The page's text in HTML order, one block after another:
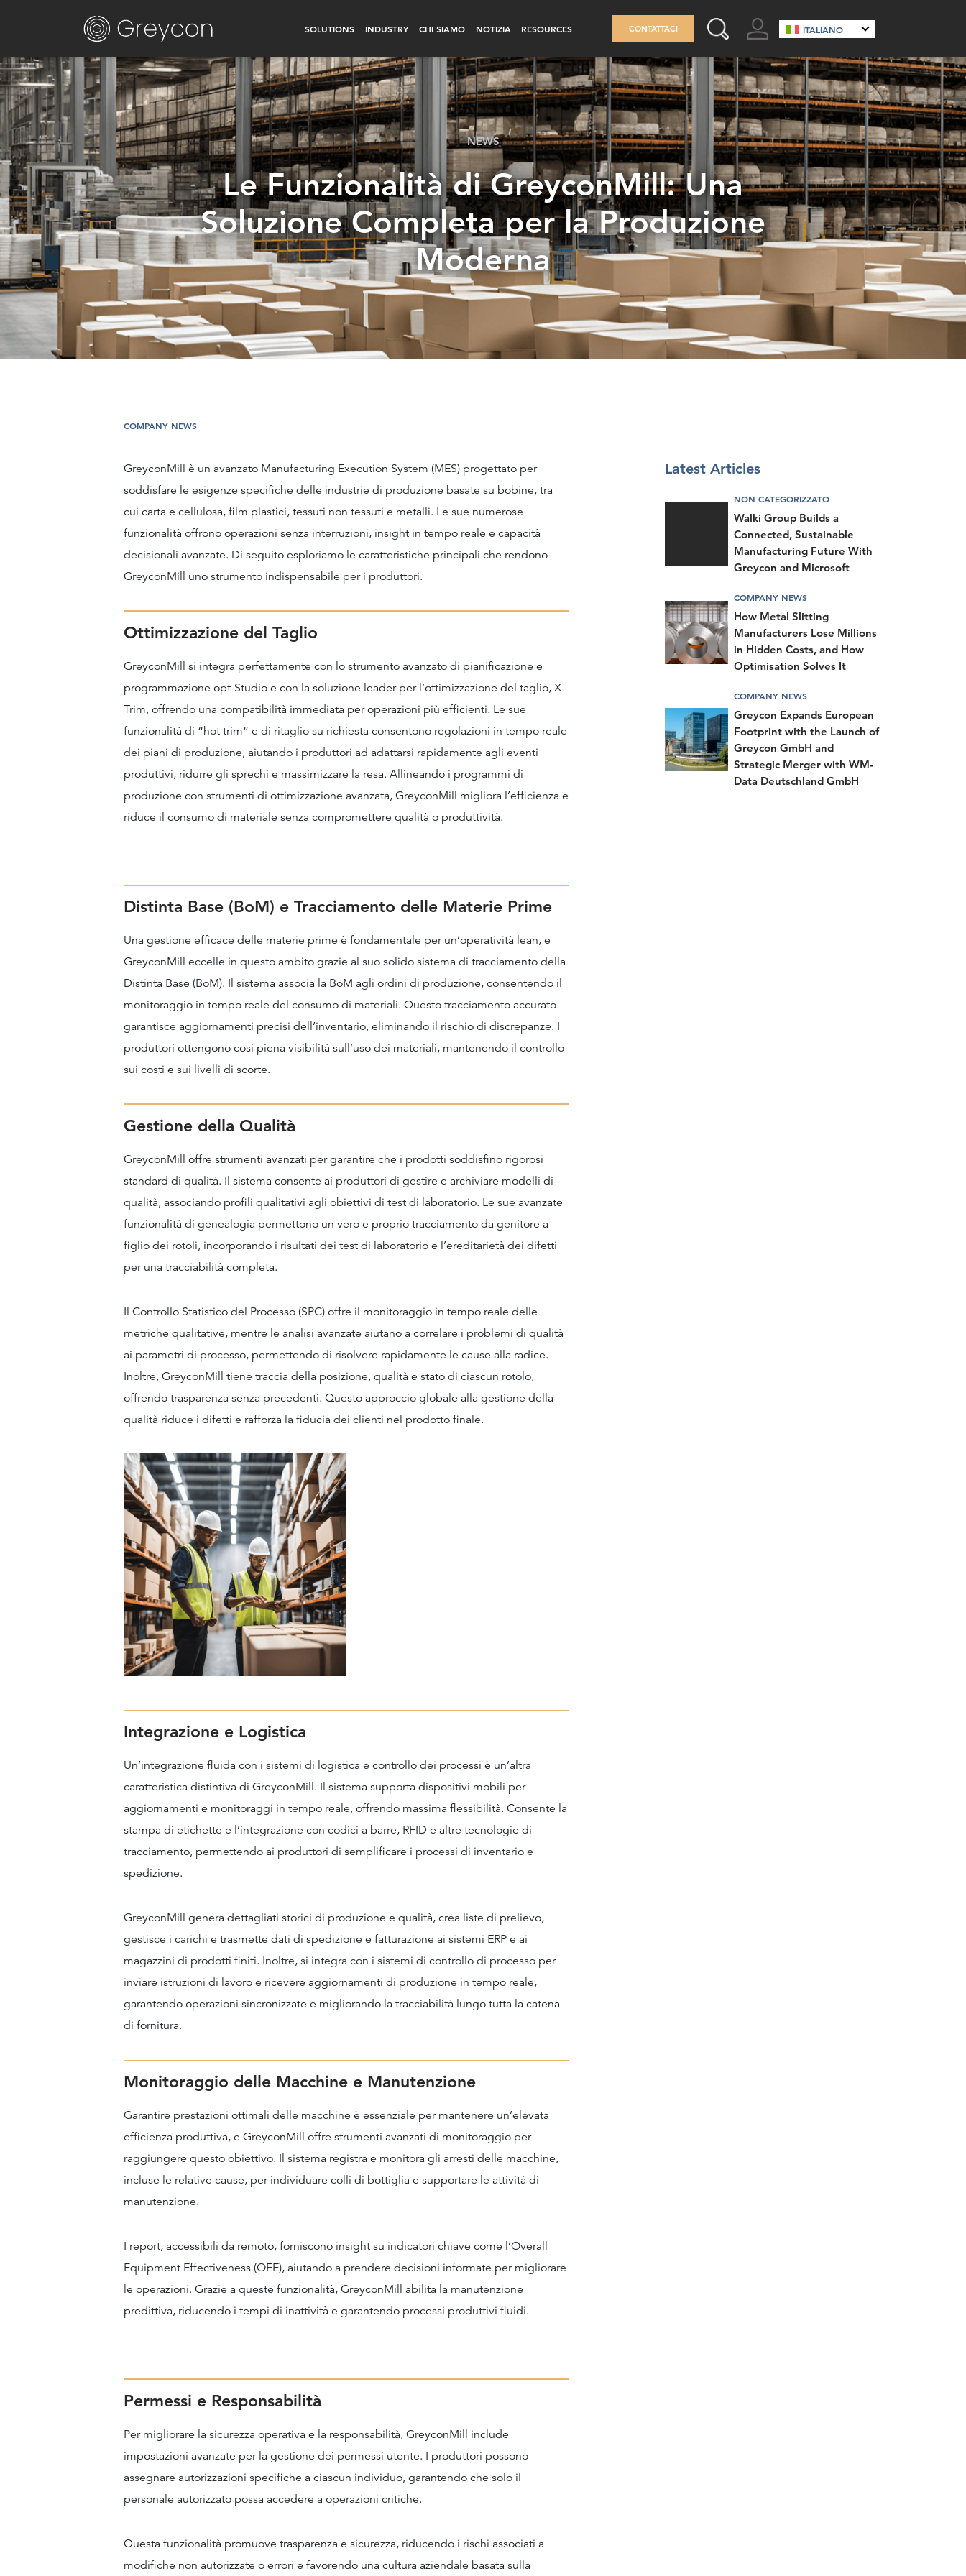
SOLUTIONS INDUSTRY CHI SIAMO NOTIZIA RESOURCES CONTATTACI SEARCH THIS SITE
GO TO ACCOUNT
ITALIANO
NEWS
Le Funzionalità di GreyconMill: Una
Soluzione Completa per la Produzione
Moderna
COMPANY NEWS
GreyconMill è un avanzato Manufacturing Execution System (MES) progettato per
soddisfare le esigenze specifiche delle industrie di produzione basate su bobine, tra
cui carta e cellulosa, film plastici, tessuti non tessuti e metalli. Le sue numerose
funzionalità offrono operazioni senza interruzioni, insight in tempo reale e capacità
decisionali avanzate. Di seguito esploriamo le caratteristiche principali che rendono
GreyconMill uno strumento indispensabile per i produttori.
Ottimizzazione del Taglio
GreyconMill si integra perfettamente con lo strumento avanzato di pianificazione e
programmazione opt-Studio e con la soluzione leader per l’ottimizzazione del taglio, X-
Trim, offrendo una compatibilità immediata per operazioni più efficienti. Le sue
funzionalità di “hot trim” e di ritaglio su richiesta consentono regolazioni in tempo reale
dei piani di produzione, aiutando i produttori ad adattarsi rapidamente agli eventi
produttivi, ridurre gli sprechi e massimizzare la resa. Allineando i programmi di
produzione con strumenti di ottimizzazione avanzata, GreyconMill migliora l’efficienza e
riduce il consumo di materiale senza compromettere qualità o produttività.
Distinta Base (BoM) e Tracciamento delle Materie Prime
Una gestione efficace delle materie prime è fondamentale per un’operatività lean, e
GreyconMill eccelle in questo ambito grazie al suo solido sistema di tracciamento della
Distinta Base (BoM). Il sistema associa la BoM agli ordini di produzione, consentendo il
monitoraggio in tempo reale del consumo di materiali. Questo tracciamento accurato
garantisce aggiornamenti precisi dell’inventario, eliminando il rischio di discrepanze. I
produttori ottengono così piena visibilità sull’uso dei materiali, mantenendo il controllo
sui costi e sui livelli di scorte.
Gestione della Qualità
GreyconMill offre strumenti avanzati per garantire che i prodotti soddisfino rigorosi
standard di qualità. Il sistema consente ai produttori di gestire e archiviare modelli di
qualità, associando profili qualitativi agli obiettivi di test di laboratorio. Le sue avanzate
funzionalità di genealogia permettono un vero e proprio tracciamento da genitore a
figlio dei rotoli, incorporando i risultati dei test di laboratorio e l’ereditarietà dei difetti
per una tracciabilità completa.
Il Controllo Statistico del Processo (SPC) offre il monitoraggio in tempo reale delle
metriche qualitative, mentre le analisi avanzate aiutano a correlare i problemi di qualità
ai parametri di processo, permettendo di risolvere rapidamente le cause alla radice.
Inoltre, GreyconMill tiene traccia della posizione, qualità e stato di ciascun rotolo,
offrendo trasparenza senza precedenti. Questo approccio globale alla gestione della
qualità riduce i difetti e rafforza la fiducia dei clienti nel prodotto finale.
Integrazione e Logistica
Un’integrazione fluida con i sistemi di logistica e controllo dei processi è un’altra
caratteristica distintiva di GreyconMill. Il sistema supporta dispositivi mobili per
aggiornamenti e monitoraggi in tempo reale, offrendo massima flessibilità. Consente la
stampa di etichette e l’integrazione con codici a barre, RFID e altre tecnologie di
tracciamento, permettendo ai produttori di semplificare i processi di inventario e
spedizione.
GreyconMill genera dettagliati storici di produzione e qualità, crea liste di prelievo,
gestisce i carichi e trasmette dati di spedizione e fatturazione ai sistemi ERP e ai
magazzini di prodotti finiti. Inoltre, si integra con i sistemi di controllo di processo per
inviare istruzioni di lavoro e ricevere aggiornamenti di produzione in tempo reale,
garantendo operazioni sincronizzate e migliorando la tracciabilità lungo tutta la catena
di fornitura.
Monitoraggio delle Macchine e Manutenzione
Garantire prestazioni ottimali delle macchine è essenziale per mantenere un’elevata
efficienza produttiva, e GreyconMill offre strumenti avanzati di monitoraggio per
raggiungere questo obiettivo. Il sistema registra e monitora gli arresti delle macchine,
incluse le relative cause, per individuare colli di bottiglia e supportare le attività di
manutenzione.
I report, accessibili da remoto, forniscono insight su indicatori chiave come l’Overall
Equipment Effectiveness (OEE), aiutando a prendere decisioni informate per migliorare
le operazioni. Grazie a queste funzionalità, GreyconMill abilita la manutenzione
predittiva, riducendo i tempi di inattività e garantendo processi produttivi fluidi.
Permessi e Responsabilità
Per migliorare la sicurezza operativa e la responsabilità, GreyconMill include
impostazioni avanzate per la gestione dei permessi utente. I produttori possono
assegnare autorizzazioni specifiche a ciascun individuo, garantendo che solo il
personale autorizzato possa accedere a operazioni critiche.
Questa funzionalità promuove trasparenza e sicurezza, riducendo i rischi associati a
modifiche non autorizzate o errori e favorendo una cultura aziendale basata sulla
Latest Articles
NON CATEGORIZZATO
Walki Group Builds a
Connected, Sustainable
Manufacturing Future With
Greycon and Microsoft
COMPANY NEWS
How Metal Slitting
Manufacturers Lose Millions
in Hidden Costs, and How
Optimisation Solves It
COMPANY NEWS
Greycon Expands European
Footprint with the Launch of
Greycon GmbH and
Strategic Merger with WM-
Data Deutschland GmbH